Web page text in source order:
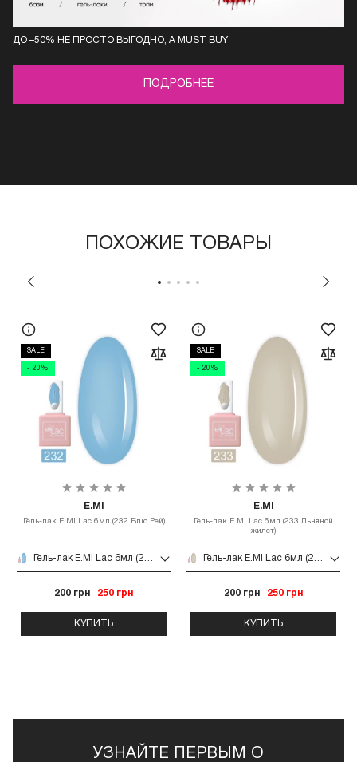
ДО –50% НЕ ПРОСТО ВЫГОДНО, А MUST BUY
ПОДРОБНЕЕ
ПОХОЖИЕ ТОВАРЫ
SALE
- 20%
E.MI
Гель-лак E.MI Lac 6мл (232 Блю Рей)
200 грн 250 грн
КУПИТЬ
SALE
- 20%
E.MI
Гель-лак E.MI Lac 6мл (233 Льняной
жилет)
200 грн 250 грн
КУПИТЬ
УЗНАЙТЕ ПЕРВЫМ О